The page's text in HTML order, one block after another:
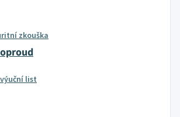
zkouška
list